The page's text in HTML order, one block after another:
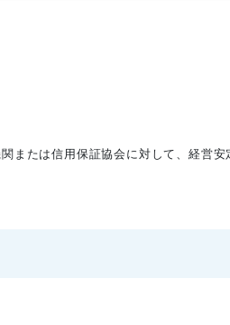
たは信用保証協会に対して、経営安